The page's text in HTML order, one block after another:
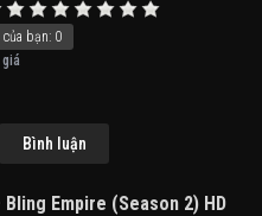
bạn: 0
Bình luận
Empire (Season 2) HD